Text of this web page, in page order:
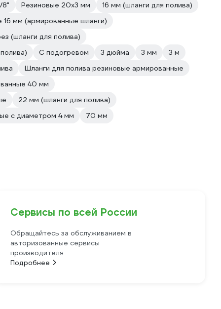
8" Резиновые 20х3 мм
16 мм (шланги для полива)
16 мм (армированные шланги)
(шланги для полива)
С подогревом 3 дюйма 3 мм
3 м
Шланги для полива резиновые армированные
40 мм
22 мм (шланги для полива)
с диаметром 4 мм
70 мм
Сервисы по всей России
Обращайтесь за обслуживанием в
авторизованные сервисы
производителя
Подробнее